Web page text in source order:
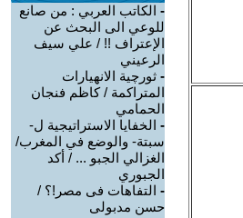
- الكاتب العربي : من صانع
للوعي الى البحث عن
الإعتراف !! / علي سيف
الرعيني
- ثورچية الانهيارات
المتراكمة / كاظم فنجان
الحمامي
- الخفايا الاستراتيجية ل-
سبتة- والوضع في المغرب/
الغزالي الجبو ... / أكد
الجبوري
- التفاهات فى مصر!؟ /
حسن مدبولى